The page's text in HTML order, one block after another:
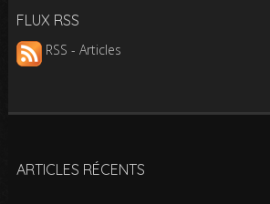
FLUX RSS
RSS - Articles
ARTICLES RÉCENTS